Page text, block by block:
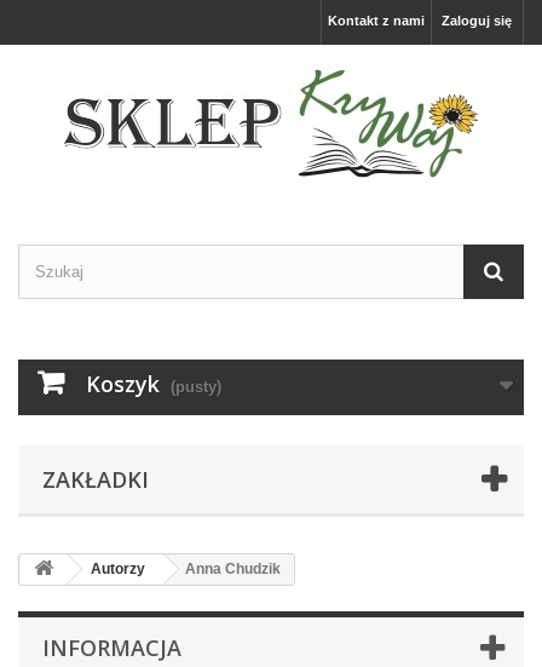
Zaloguj się
Kontakt z nami
Koszyk (pusty)
ZAKŁADKI
Autorzy Anna Chudzik
INFORMACJA